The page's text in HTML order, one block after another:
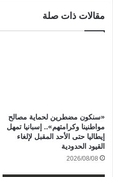
مقالات ذات صلة
«سنكون مضطرين لحماية مصالح
مواطنينا وكرامتهم».. إسبانيا تمهل
إيطاليا حتى الأحد المقبل لإلغاء
القيود الحدودية
2026/08/08